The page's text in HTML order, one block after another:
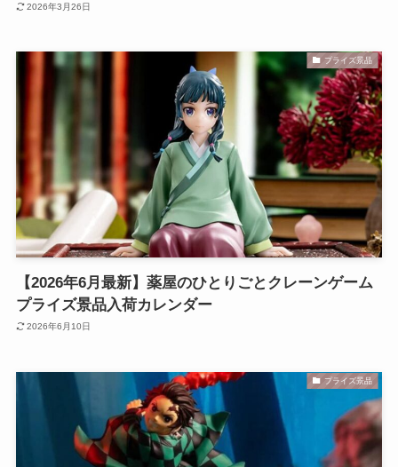
2026年3月26日
プライズ景品
【2026年6月最新】薬屋のひとりごとクレーンゲーム
プライズ景品入荷カレンダー
2026年6月10日
プライズ景品